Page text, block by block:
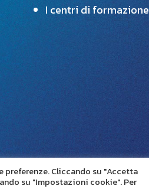
I centri di formazione
Cliccando su "Accetta
su "Impostazioni cookie". Per